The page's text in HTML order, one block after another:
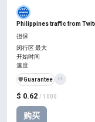
Philippines traffic from
$ 0.62 / 1000
购买
担保
闵行区 最大
开始时间
速度
️🛡️Guarantee +1